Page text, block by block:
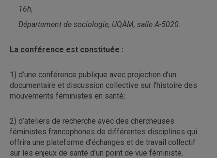
16h,
Département de sociologie, UQÀM, salle A-5020.
La conférence est constituée :
1) d’une conférence publique avec projection d’un
documentaire et discussion collective sur l’histoire des
mouvements féministes en santé;
2) d’ateliers de recherche avec des chercheuses
féministes francophones de différentes disciplines qui
offrira une plateforme d’échanges et de travail collectif
sur les enjeux de santé d’un point de vue féministe.